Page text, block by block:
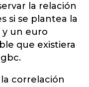
la relación
si se plantea la
y un euro
que existiera
correlación